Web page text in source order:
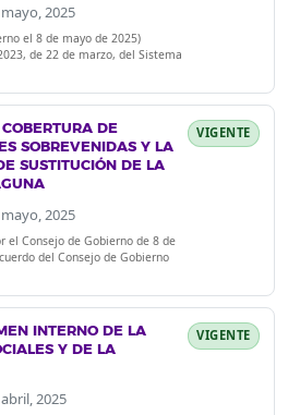
2025
el 8 de mayo de 2025)
de 22 de marzo, del Sistema
DE
SOBREVENIDAS Y LA
SUSTITUCIÓN DE LA
2025
el Consejo de Gobierno de 8 de
del Consejo de Gobierno
VIGENTE
INTERNO DE LA
Y DE LA
2025
VIGENTE